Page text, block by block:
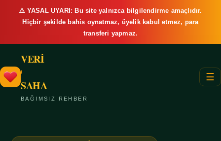
⚠️ YASAL UYARI: Bu site yalnızca bilgilendirme amaçlıdır.
Hiçbir şekilde bahis oynatmaz, üyelik kabul etmez, para
transferi yapmaz.
VERİ
/
SAHA
BAĞIMSIZ REHBER
☰